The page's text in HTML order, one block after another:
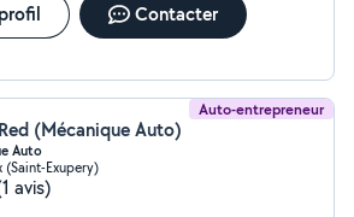
Contacter
Auto-entrepreneur
(Mécanique Auto)
Auto
(Saint-Exupery)
avis)